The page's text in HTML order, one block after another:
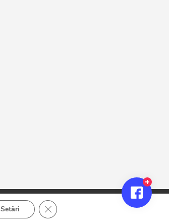
Setări Close GDPR Cookie Banner